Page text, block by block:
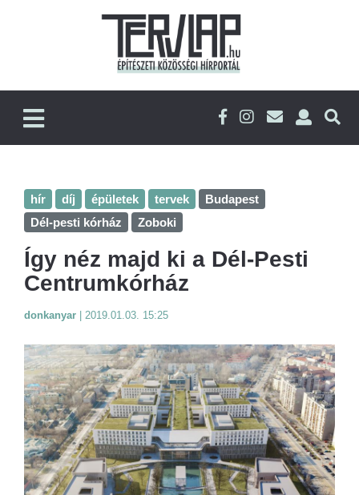
hír díj épületek tervek
Budapest
Dél-pesti kórház
Zoboki
Így néz majd ki a Dél-Pesti
Centrumkórház
donkanyar 2019.01.03. 15:25